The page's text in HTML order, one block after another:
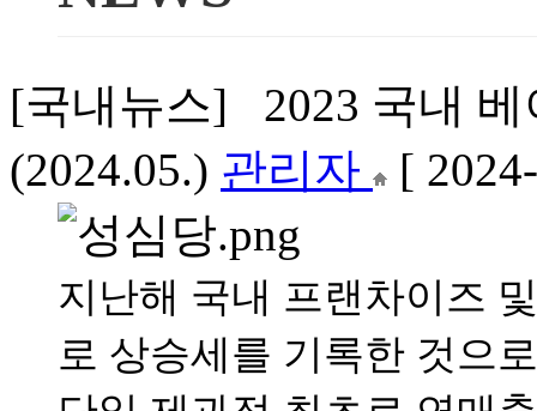
[국내뉴스] 2023 국내 베
(2024.05.) 관리자 [
지난해 국내 프랜차이즈
로 상승세를 기록한 것으